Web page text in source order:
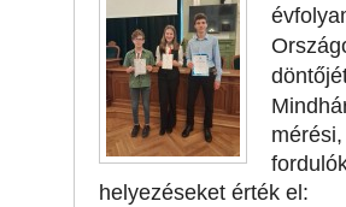
helyezéseket érték el: